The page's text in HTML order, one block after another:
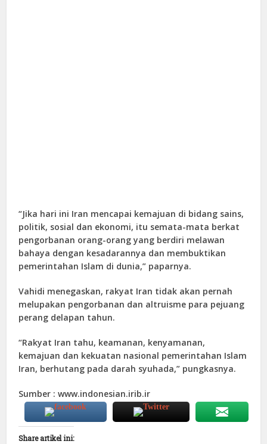
“Jika hari ini Iran mencapai kemajuan di bidang sains,
politik, sosial dan ekonomi, itu semata-mata berkat
pengorbanan orang-orang yang berdiri melawan
bahaya dengan kesadarannya dan membuktikan
pemerintahan Islam di dunia,” paparnya.
Vahidi menegaskan, rakyat Iran tidak akan pernah
melupakan pengorbanan dan altruisme para pejuang
perang delapan tahun.
“Rakyat Iran tahu, keamanan, kenyamanan,
kemajuan dan kekuatan nasional pemerintahan Islam
Iran, berhutang pada darah syuhada,” pungkasnya.
Sumber : www.indonesian.irib.ir
Share artikel ini: